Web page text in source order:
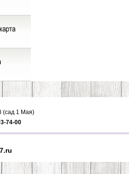
(сад 1 Мая)
74-00